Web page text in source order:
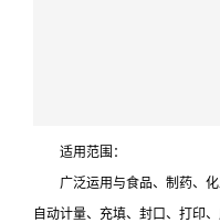
适用范围：
广泛运用与食品、制药、化
自动计量、充填、封口、打印